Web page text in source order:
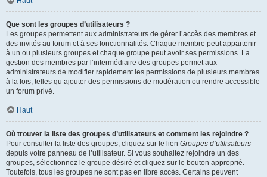
Que sont les groupes d’utilisateurs ?
Les groupes permettent aux administrateurs de gérer l’accès des membres et
des invités au forum et à ses fonctionnalités. Chaque membre peut appartenir
à un ou plusieurs groupes et chaque groupe peut avoir ses permissions. La
gestion des membres par l’intermédiaire des groupes permet aux
administrateurs de modifier rapidement les permissions de plusieurs membres
à la fois, telles qu’ajouter des permissions de modération ou rendre accessible
un forum privé.
Haut
Où trouver la liste des groupes d’utilisateurs et comment les rejoindre ?
Pour consulter la liste des groupes, cliquez sur le lien Groupes d’utilisateurs
depuis votre panneau de l’utilisateur. Si vous souhaitez rejoindre un des
groupes, sélectionnez le groupe désiré et cliquez sur le bouton approprié.
Toutefois, tous les groupes ne sont pas en libre accès. Certains peuvent